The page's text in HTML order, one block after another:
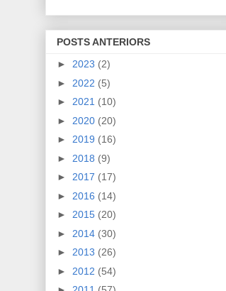
POSTS ANTERIORS
► 2023 (2)
► 2022 (5)
► 2021 (10)
► 2020 (20)
► 2019 (16)
► 2018 (9)
► 2017 (17)
► 2016 (14)
► 2015 (20)
► 2014 (30)
► 2013 (26)
► 2012 (54)